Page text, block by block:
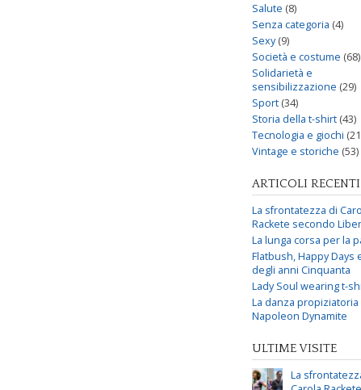
Salute (8)
Senza categoria (4)
Sexy(9)
Società e costume (68)
Solidarietà e
sensibilizzazione (29)
Sport (34)
Storia della t-shirt (43)
Tecnologia e giochi
Vintage e storiche (53)
ARTICOLI RECENTI
La sfrontatezza di
Rackete secondo
La lunga corsa per la
Flatbush, Happy Days
degli anni Cinquanta
Lady Soul wearing t-
La danza propiziatoria
Napoleon Dynamite
ULTIME VISITE
La